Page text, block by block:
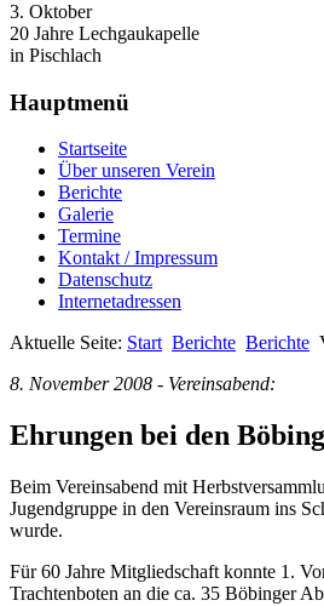
3. Oktober
20 Jahre Lechgaukapelle
in Pischlach
Hauptmenü
Startseite
Über unseren Verein
Berichte
Galerie
Termine
Kontakt / Impressum
Datenschutz
Internetadressen
Aktuelle Seite: Start Berichte Berichte
8. November 2008 - Vereinsabend:
Ehrungen bei den
Beim Vereinsabend mit
Jugendgruppe in den Vereinsraum ins
wurde.
Für 60 Jahre Mitgliedschaft konnte 1.
Trachtenboten an die ca. 35 Böbinger